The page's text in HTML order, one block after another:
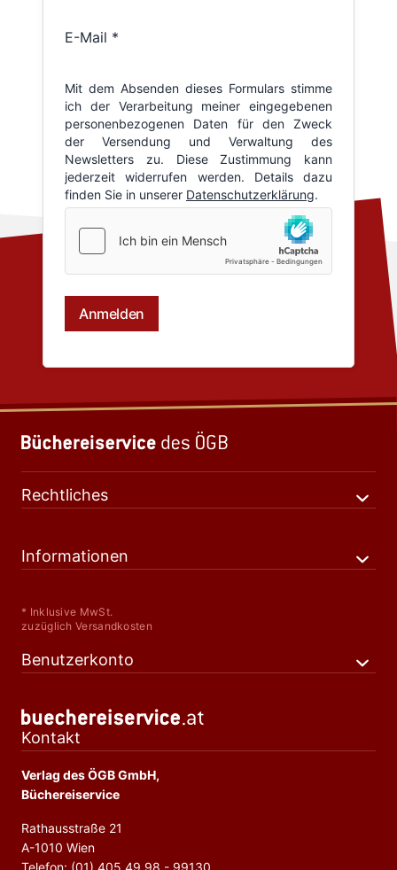
Rechtliches
Informationen
* Inklusive MwSt.
zuzüglich Versandkosten
Benutzerkonto
Kontakt
Verlag des ÖGB GmbH,
Büchereiservice
Rathausstraße 21
A-1010 Wien
Telefon: (01) 405 49 98 - 99130